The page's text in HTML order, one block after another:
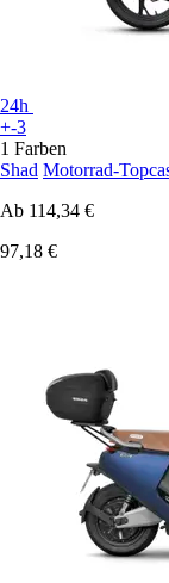
24h
+-3
1 Farben
Shad Motorrad-
Ab 114,34 €
97,18 €